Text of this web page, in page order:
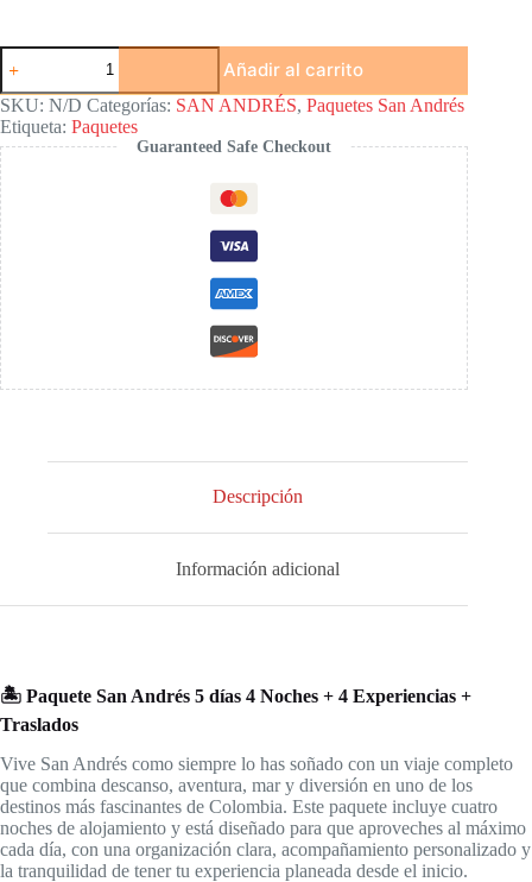
San
Andrés
Islas
en
5
días:
Paquete
4
Noches
con
4
experiencias
+
Traslados
cantidad
Añadir al carrito
SKU: N/D Categorías: SAN ANDRÉS, Paquetes San Andrés
Etiqueta: Paquetes
Guaranteed Safe Checkout
Descripción
Información adicional
🏝️ Paquete San Andrés 5 días 4 Noches + 4 Experiencias +
Traslados
Vive San Andrés como siempre lo has soñado con un viaje completo
que combina descanso, aventura, mar y diversión en uno de los
destinos más fascinantes de Colombia. Este paquete incluye cuatro
noches de alojamiento y está diseñado para que aproveches al máximo
cada día, con una organización clara, acompañamiento personalizado y
la tranquilidad de tener tu experiencia planeada desde el inicio.